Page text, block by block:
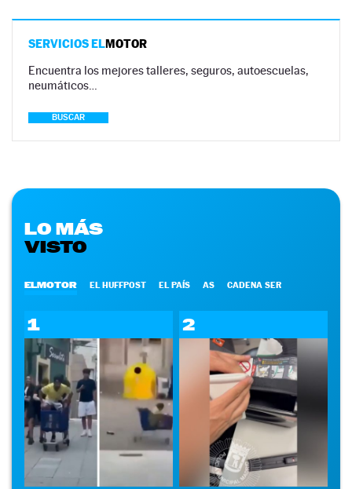
SERVICIOS ELMOTOR
Encuentra los mejores talleres, seguros, autoescuelas,
neumáticos…
BUSCAR
LO MÁS
VISTO
ELMOTOR EL HUFFPOST EL PAÍS AS CADENA SER
1 2